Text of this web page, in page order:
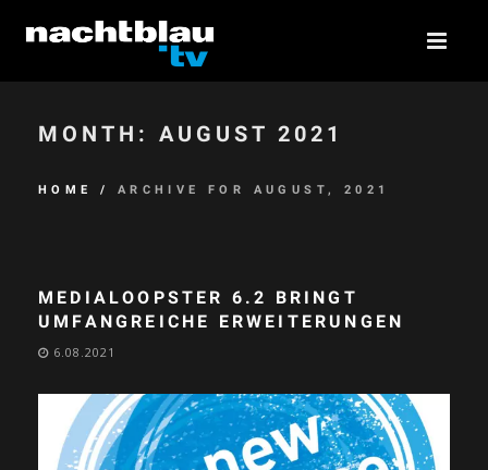
MONTH: AUGUST 2021
HOME / ARCHIVE FOR AUGUST, 2021
MEDIALOOPSTER 6.2 BRINGT
UMFANGREICHE ERWEITERUNGEN
6.08.2021